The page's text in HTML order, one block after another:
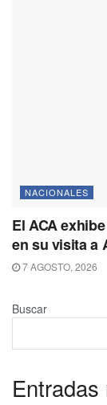
NACIONALES
El ACA
en su visita a
7 AGOSTO, 2026
Buscar